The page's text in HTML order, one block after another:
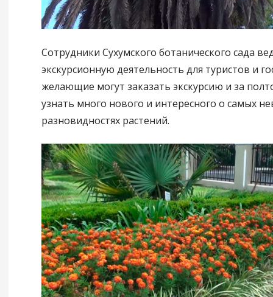
Сотрудники Сухумского ботанического сада
экскурсионную деятельность для туристов и
желающие могут заказать экскурсию и за
узнать много нового и интересного о самых
разновидностях растений.